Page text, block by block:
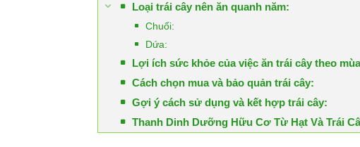
Loại trái cây nên ăn quanh năm:
Chuối:
Dứa:
Lợi ích sức khỏe của việc ăn trái cây theo
Cách chọn mua và bảo quản trái cây:
Gợi ý cách sử dụng và kết hợp trái cây:
Thanh Dinh Dưỡng Hữu Cơ Từ Hạt Và Trái